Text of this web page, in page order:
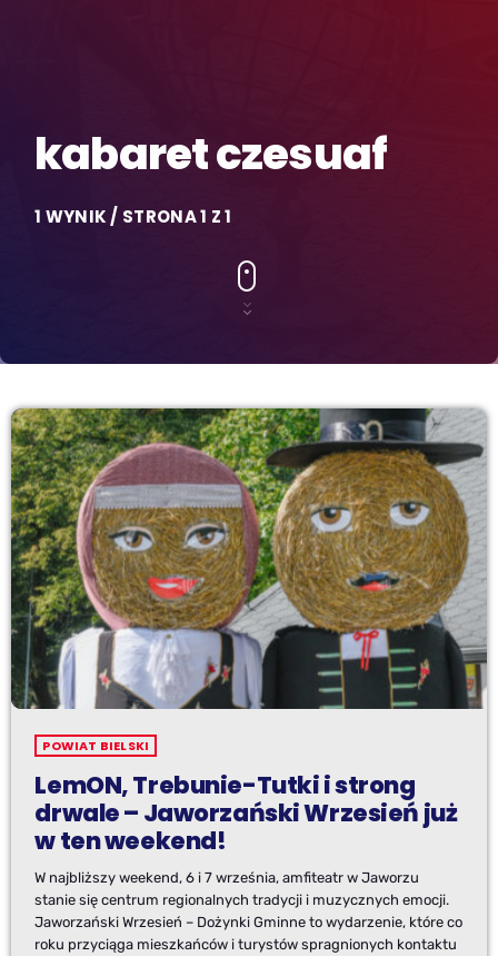
kabaret czesuaf
1 WYNIK / STRONA 1 Z 1
POWIAT BIELSKI
LemON, Trebunie-Tutki i strong
drwale – Jaworzański Wrzesień już
w ten weekend!
W najbliższy weekend, 6 i 7 września, amfiteatr w Jaworzu
stanie się centrum regionalnych tradycji i muzycznych emocji.
Jaworzański Wrzesień – Dożynki Gminne to wydarzenie, które co
roku przyciąga mieszkańców i turystów spragnionych kontaktu